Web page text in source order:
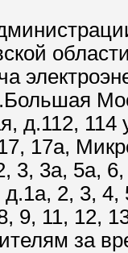
д.112,
17а,
3, 3а, 5а,
2, 3,
9, 11, 12,
за